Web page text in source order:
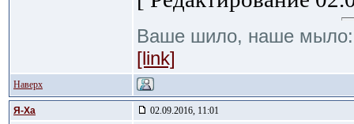
Ваше шило, наше
[link]
Наверх
Я-Ха 02.09.2016, 11:01